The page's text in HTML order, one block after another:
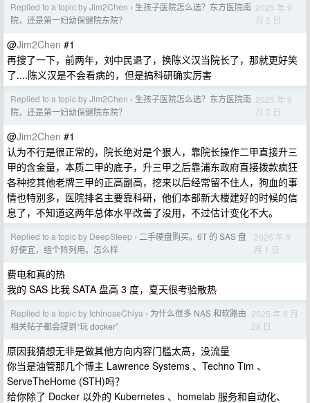
Replied to a topic by Jim2Chen › 生孩子医院怎么选？东方医院南
院，还是第一妇幼保健院东院？
2025 年 9
月 2 日
@Jim2Chen #1
再搜了一下，前两年，刘中民退了，换陈义汉当院长了，那就更好笑
了....陈义汉是不会看病的，但是搞科研确实厉害
Replied to a topic by Jim2Chen › 生孩子医院怎么选？东方医院南
院，还是第一妇幼保健院东院？
2025 年 9
月 2 日
@Jim2Chen #1
认为不行是很正常的，院长绝对是个狠人，靠院长操作二甲直接升三
甲的含金量，本质二甲的底子，升三甲之后靠浦东政府直接拨款疯狂
各种挖其他老牌三甲的正高副高，挖来以后经常留不住人，狗血的事
情也特别多，医院排名主要靠科研，他们本部新大楼建好的时候的信
息了，不知道这两年总体水平改善了没用，不过估计变化不大。
Replied to a topic by DeepSIeep › 二手硬盘购买。6T 的 SAS 盘
好便宜，组个阵列用。怎么样
2025 年 9
月 1 日
费电和真的热
我的 SAS 比我 SATA 盘高 3 度，夏天很考验散热
Replied to a topic by IchinoseChiya › 为什么很多 NAS 和软路由
相关帖子都会提到“玩 docker”
2025 年 8 月
28 日
原因我猜想无非是做其他方向内容门槛太高，没流量
你当是油管那几个博主 Lawrence Systems 、Techno Tim 、
ServeTheHome (STH)吗？
给你除了 Docker 以外的 Kubernetes 、homelab 服务和自动化、